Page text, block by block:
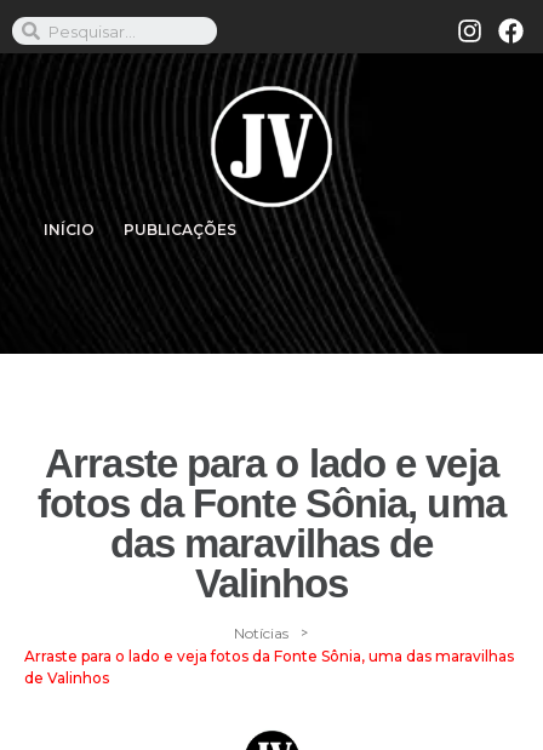
INÍCIO PUBLICAÇÕES
Arraste para o lado e veja
fotos da Fonte Sônia, uma
das maravilhas de
Valinhos
Notícias >
Arraste para o lado e veja fotos da Fonte Sônia, uma das maravilhas
de Valinhos